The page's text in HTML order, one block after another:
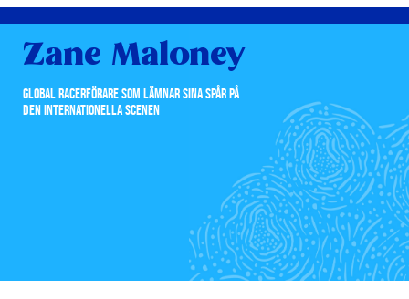
Zane Maloney
GLOBAL RACERFÖRARE SOM LÄMNAR SINA SPÅR PÅ
DEN INTERNATIONELLA SCENEN